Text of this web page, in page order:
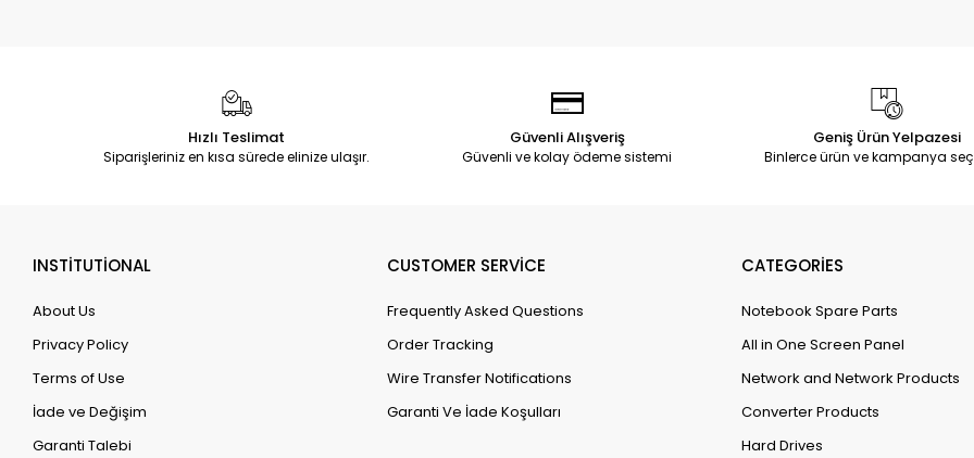
Hızlı Teslimat
Siparişleriniz en kısa sürede elinize ulaşır.
Güvenli Alışveriş
Güvenli ve kolay ödeme sistemi
Geniş Ürün Yelpazesi
Binlerce ürün ve kampanya
INSTİTUTİONAL
About Us
Privacy Policy
Terms of Use
İade ve Değişim
Garanti Talebi
CUSTOMER SERVİCE
Frequently Asked Questions
Order Tracking
Wire Transfer Notifications
Garanti Ve İade Koşulları
CATEGORİES
Notebook Spare Parts
All in One Screen Panel
Network and Network Products
Converter Products
Hard Drives